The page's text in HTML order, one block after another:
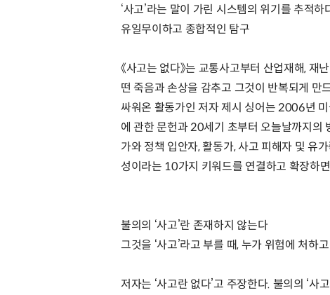
‘사고’라는 말이 가린 시스템의 위기를 추적하
유일무이하고 종합적인 탐구
《사고는 없다》는 교통사고부터 산업재해, 재
떤 죽음과 손상을 감추고 그것이 반복되게 만
싸워온 활동가인 저자 제시 싱어는 2006년 미
에 관한 문헌과 20세기 초부터 오늘날까지의
가와 정책 입안자, 활동가, 사고 피해자 및 유
성이라는 10가지 키워드를 연결하고 확장하
불의의 ‘사고’란 존재하지 않는다
그것을 ‘사고’라고 부를 때, 누가 위험에 처하
저자는 ‘사고란 없다’고 주장한다. 불의의 ‘